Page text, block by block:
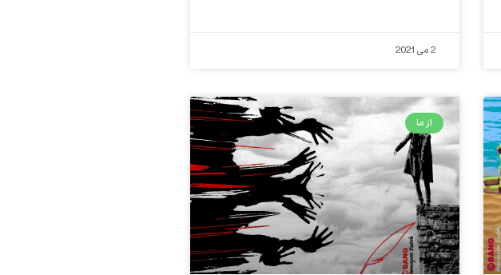
2 می 2021
از ما